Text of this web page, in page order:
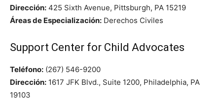
Dirección: 425 Sixth Avenue, Pittsburgh, PA 15219
Áreas de Especialización: Derechos Civiles
Support Center for Child Advocates
Teléfono: (267) 546-9200
Dirección: 1617 JFK Blvd., Suite 1200, Philadelphia, PA
19103